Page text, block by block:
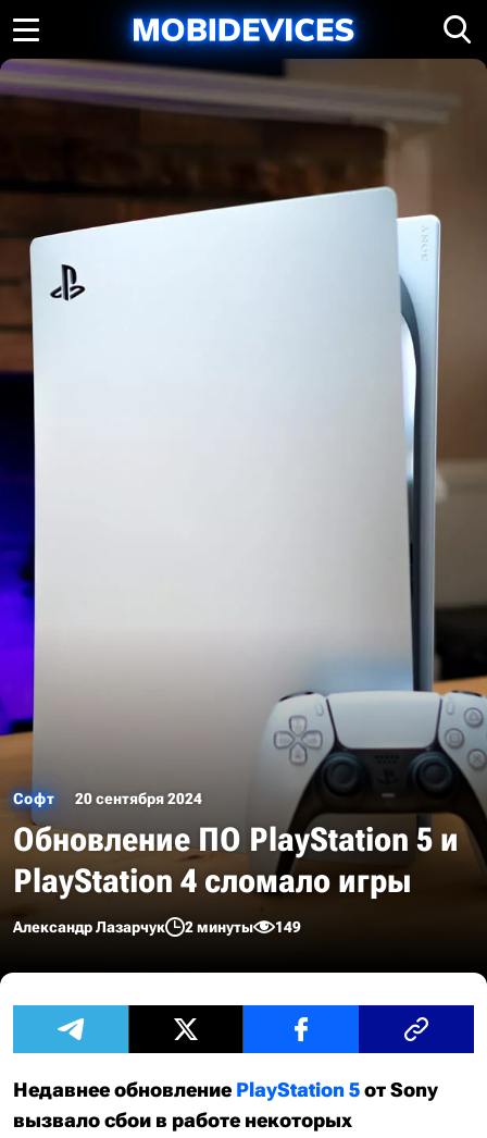
Софт 20 сентября 2024
Обновление ПО PlayStation 5 и
PlayStation 4 сломало игры
Александр Лазарчук 2 минуты 149
Недавнее обновление PlayStation 5от Sony
вызвало сбои в работе некоторых